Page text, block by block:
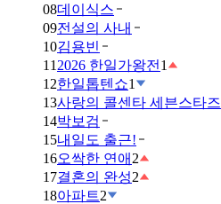
08데이식스
09전설의 사내
10김용빈
11 2026 한일가왕전 1
12한일톱텐쇼1
13사랑의 콜센타 세븐스타즈
14박보검
15내일도 출근!
16오싹한 연애 2
17결혼의 완성2
18아파트2